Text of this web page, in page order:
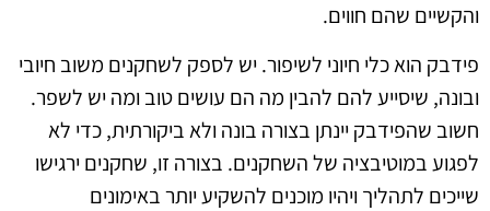
והקשיים שהם חווים.
פידבק הוא כלי חיוני לשיפור. יש לספק לשחקנים משוב חיובי
ובונה, שיסייע להם להבין מה הם עושים טוב ומה יש לשפר.
חשוב שהפידבק יינתן בצורה בונה ולא ביקורתית, כדי לא
לפגוע במוטיבציה של השחקנים. בצורה זו, שחקנים ירגישו
שייכים לתהליך ויהיו מוכנים להשקיע יותר באימונים